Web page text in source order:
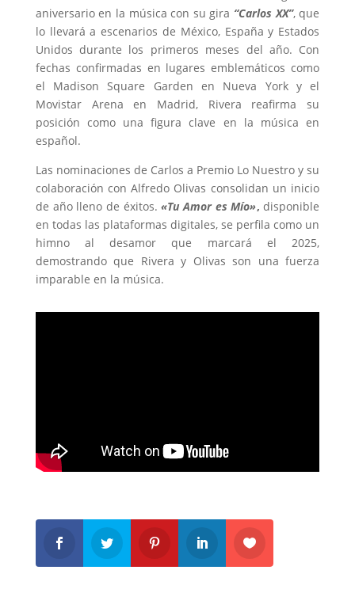
aniversario en la música con su gira “Carlos XX”, que
lo llevará a escenarios de México, España y Estados
Unidos durante los primeros meses del año. Con
fechas confirmadas en lugares emblemáticos como
el Madison Square Garden en Nueva York y el
Movistar Arena en Madrid, Rivera reafirma su
posición como una figura clave en la música en
español.
Las nominaciones de Carlos a Premio Lo Nuestro y su
colaboración con Alfredo Olivas consolidan un inicio
de año lleno de éxitos. «Tu Amor es Mío», disponible
en todas las plataformas digitales, se perfila como un
himno al desamor que marcará el 2025,
demostrando que Rivera y Olivas son una fuerza
imparable en la música.